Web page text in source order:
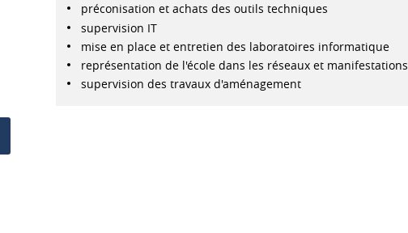
préconisation et achats des outils techniques
supervision IT
mise en place et entretien des laboratoires informatique
représentation de l'école dans les réseaux et manifestations
supervision des travaux d'aménagement